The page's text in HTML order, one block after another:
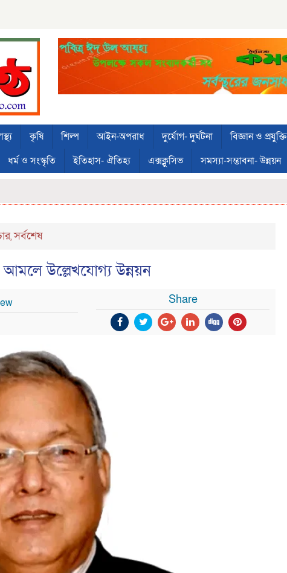
কৃষি শিল্প আইন-অপরাধ দুর্যোগ- দুর্ঘটনা বিজ্ঞান ও প্রযুক্তি
ধর্ম ও সংস্কৃতি ইতিহাস- ঐতিহ্য এক্সক্লুসিভ সমস্যা-সম্ভাবনা- উন্নয়ন
,সর্বশেষ
উল্লেখযোগ্য উন্নয়ন
Share